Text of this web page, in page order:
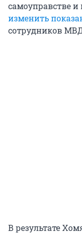
самоуправстве
изменить
сотрудников
В результате